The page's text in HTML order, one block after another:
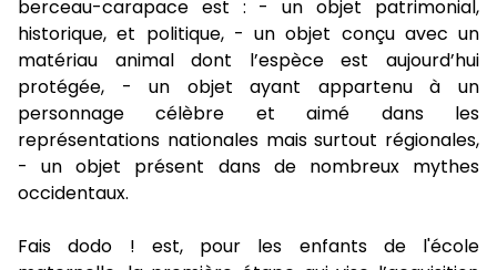
berceau-carapace est : - un objet patrimonial,
historique, et politique, - un objet conçu avec un
matériau animal dont l’espèce est aujourd’hui
protégée, - un objet ayant appartenu à un
personnage célèbre et aimé dans les
représentations nationales mais surtout régionales,
- un objet présent dans de nombreux mythes
occidentaux.
Fais dodo ! est, pour les enfants de l'école